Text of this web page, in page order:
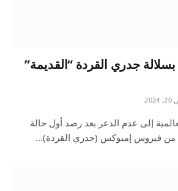
بسلالة جدري القردة “القديمة”
إلى عدم الذعر بعد رصد أول حالة
من فيروس إمبوكس (جدري القردة)…